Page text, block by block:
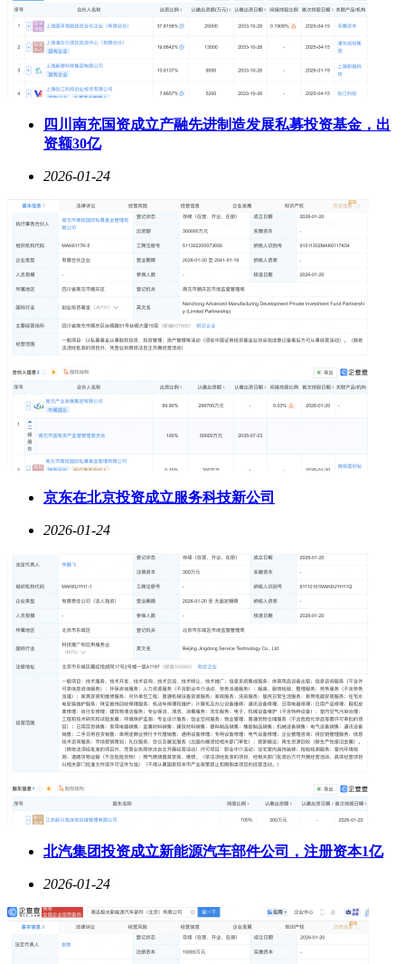
清晰。
四川南充国资成立产融先进制造发展私募投资基金，出
资额30亿
2026-01-24
京东在北京投资成立服务科技新公司
2026-01-24
北汽集团投资成立新能源汽车部件公司，注册资本1亿
2026-01-24